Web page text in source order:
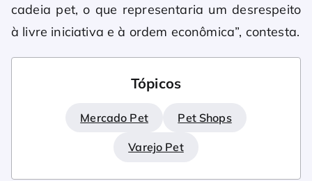
cadeia pet, o que representaria um desrespeito
à livre iniciativa e à ordem econômica”, contesta.
Tópicos
Mercado Pet Pet Shops
Varejo Pet